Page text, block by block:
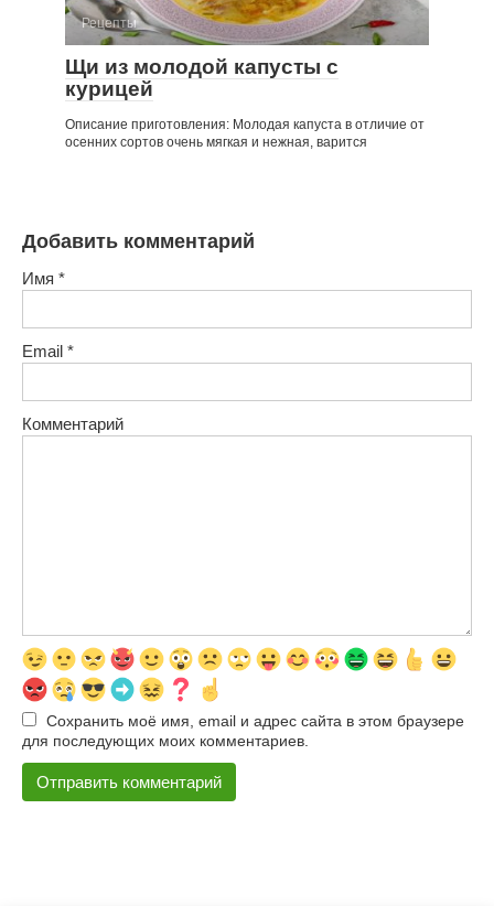
Рецепты
Щи из молодой капусты с
курицей
Описание приготовления: Молодая капуста в отличие от
осенних сортов очень мягкая и нежная, варится
Добавить комментарий
Имя *
Email *
Комментарий
Сохранить моё имя, email и адрес сайта в этом браузере
для последующих моих комментариев.